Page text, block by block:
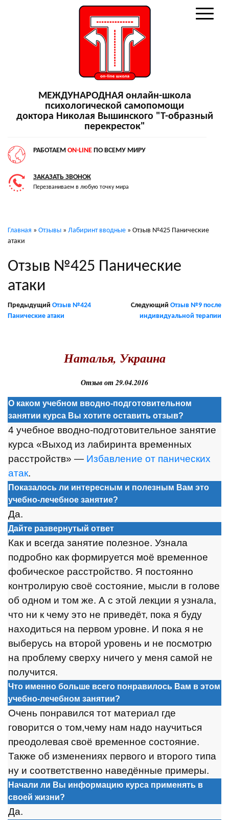
МЕЖДУНАРОДНАЯ онлайн-школа
психологической самопомощи
доктора Николая Вышинского "Т-образный
перекресток"
РАБОТАЕМ ON-LINE ПО ВСЕМУ МИРУ
ЗАКАЗАТЬ ЗВОНОК
Перезваниваем в любую точку мира
Главная » Отзывы » Лабиринт вводные » Отзыв №425 Панические
атаки
Отзыв №425 Панические
атаки
Предыдущий Отзыв №424
Панические атаки
Следующий Отзыв №9 после
индивидуальной терапии
Наталья, Украина
Отзыв от 29.04.2016
О каком учебном вводно-подготовительном
занятии курса Вы хотите оставить отзыв?
4 учебное вводно-подготовительное занятие
курса «Выход из лабиринта временных
расстройств» — Избавление от панических
атак.
Показалось ли интересным и полезным Вам это
учебно-лечебное занятие?
Да.
Дайте развернутый ответ
Как и всегда занятие полезное. Узнала
подробно как формируется моё временное
фобическое расстройство. Я постоянно
контролирую своё состояние, мысли в голове
об одном и том же. А с этой лекции я узнала,
что ни к чему это не приведёт, пока я буду
находиться на первом уровне. И пока я не
выберусь на второй уровень и не посмотрю
на проблему сверху ничего у меня самой не
получится.
Что именно больше всего понравилось Вам в этом
учебно-лечебном занятии?
Очень понравился тот материал где
говорится о том,чему нам надо научиться
преодолевая своё временное состояние.
Также об изменениях первого и второго типа
ну и соответственно наведённые примеры.
Начали ли Вы информацию курса применять в
своей жизни?
Да.